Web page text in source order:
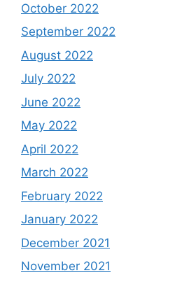
October 2022
September 2022
August 2022
July 2022
June 2022
May 2022
April 2022
March 2022
February 2022
January 2022
December 2021
November 2021